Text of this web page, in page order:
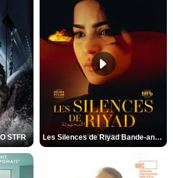
STFR Les Silences de Riyad Bande-annonce VO STFR